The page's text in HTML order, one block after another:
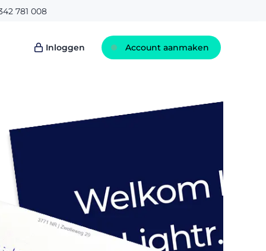
781 008
Inloggen Account aanmaken